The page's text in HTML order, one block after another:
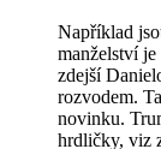
Například
manželství
zdejší
rozvodem.
novinku.
hrdličky, viz